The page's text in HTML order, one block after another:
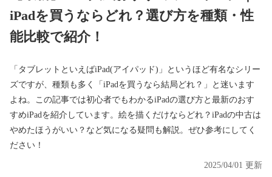
iPadを買うならどれ？選び方を種類・性
能比較で紹介！
「タブレットといえばiPad(アイパッド)」というほど有名なシリー
ズですが、種類も多く「iPadを買うなら結局どれ？」と迷います
よね。この記事では初心者でもわかるiPadの選び方と最新のおす
すめiPadを紹介しています。絵を描くだけならどれ？iPadの中古は
やめたほうがいい？など気になる疑問も解説。ぜひ参考にしてく
ださい！
2025/04/01 更新